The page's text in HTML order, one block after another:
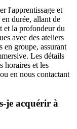
l'apprentissage et
durée, allant de
et la profondeur du
avec des ateliers
en groupe, assurant
Les détails
horaires et les
en nous contactant
je acquérir à